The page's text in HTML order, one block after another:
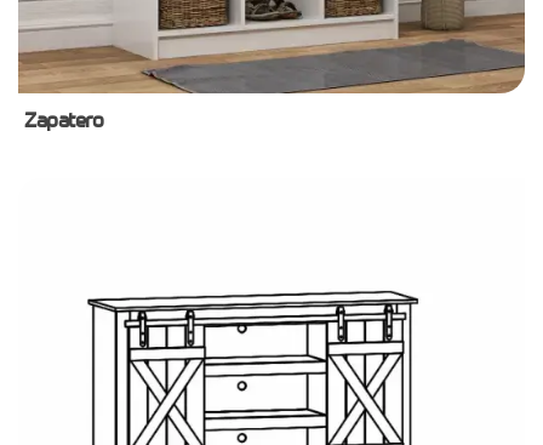
Zapatero